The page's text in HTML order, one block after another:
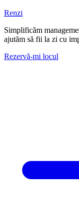
Renzi
Simplificăm
ajutăm să fii la zi cu
Rezervă-mi locul